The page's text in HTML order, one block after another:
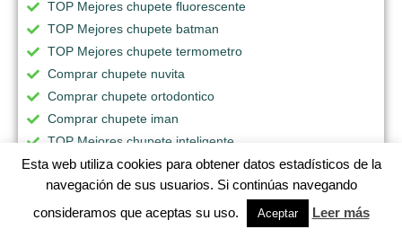
TOP Mejores chupete fluorescente
TOP Mejores chupete batman
TOP Mejores chupete termometro
Comprar chupete nuvita
Comprar chupete ortodontico
Comprar chupete iman
TOP Mejores chupete inteligente
TOP Mejores chupete forma dedo
TOP Mejores chupete ktm
TOP Mejores chupete inconvenientes
Esta web utiliza cookies para obtener datos estadísticos de la
navegación de sus usuarios. Si continúas navegando
consideramos que aceptas su uso.
Aceptar Leer más